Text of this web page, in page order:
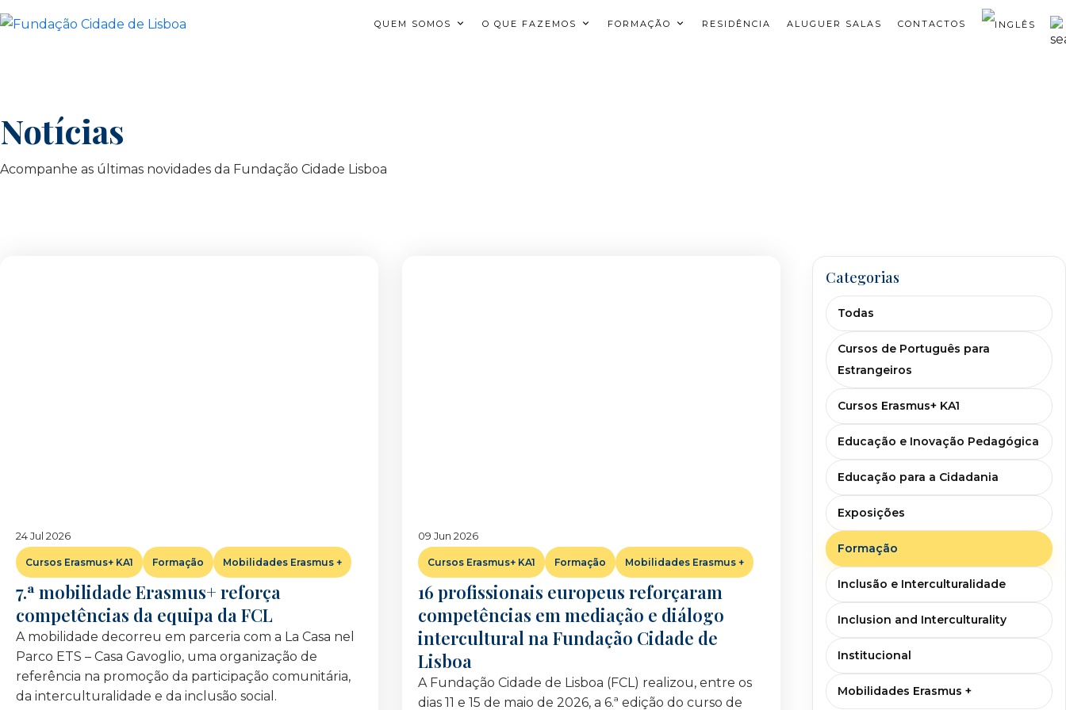
Skip
to
QUEM SOMOS O QUE FAZEMOS FORMAÇÃO RESIDÊNCIA ALUGUER SALAS CONTACTOS
Notícias
Acompanhe as últimas novidades da Fundação Cidade Lisboa
24 Jul 2026
Cursos Erasmus+ KA1 Formação Mobilidades Erasmus +
7.ª mobilidade Erasmus+ reforça
competências da equipa da FCL
A mobilidade decorreu em parceria com a La Casa nel
Parco ETS – Casa Gavoglio, uma organização de
referência na promoção da participação comunitária,
da interculturalidade e da inclusão social.
09 Jun 2026
Cursos Erasmus+ KA1 Formação Mobilidades Erasmus +
16 profissionais europeus reforçaram
competências em mediação e diálogo
intercultural na Fundação Cidade de
Lisboa
A Fundação Cidade de Lisboa (FCL) realizou, entre os
dias 11 e 15 de maio de 2026, a 6.ª edição do curso de
Categorias
Todas
Cursos de Português para
Estrangeiros
Cursos Erasmus+ KA1
Educação e Inovação Pedagógica
Educação para a Cidadania
Exposições
Formação
Inclusão e Interculturalidade
Inclusion and Interculturality
Institucional
Mobilidades Erasmus +